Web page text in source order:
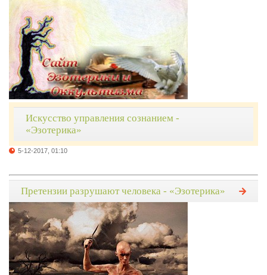
Искусство управления сознанием -
«Эзотерика»
5-12-2017, 01:10
Претензии разрушают человека - «Эзотерика»